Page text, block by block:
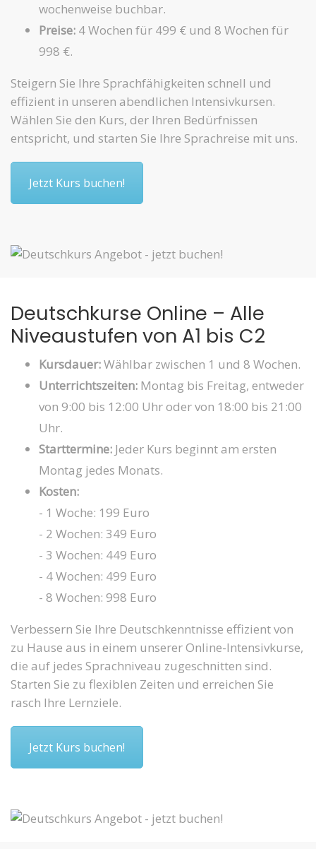
wochenweise buchbar.
Preise:4 Wochen für 499 € und 8 Wochen für
998 €.
Steigern Sie Ihre Sprachfähigkeiten schnell und
effizient in unseren abendlichen Intensivkursen.
Wählen Sie den Kurs, der Ihren Bedürfnissen
entspricht, und starten Sie Ihre Sprachreise mit uns.
Jetzt Kurs buchen!
Deutschkurse Online – Alle
Niveaustufen von A1 bis C2
Kursdauer:Wählbar zwischen 1 und 8 Wochen.
Unterrichtszeiten:Montag bis Freitag, entweder
von 9:00 bis 12:00 Uhr oder von 18:00 bis 21:00
Uhr.
Starttermine:Jeder Kurs beginnt am ersten
Montag jedes Monats.
Kosten:
- 1 Woche: 199 Euro
- 2 Wochen: 349 Euro
- 3 Wochen: 449 Euro
- 4 Wochen: 499 Euro
- 8 Wochen: 998 Euro
Verbessern Sie Ihre Deutschkenntnisse effizient von
zu Hause aus in einem unserer Online-Intensivkurse,
die auf jedes Sprachniveau zugeschnitten sind.
Starten Sie zu flexiblen Zeiten und erreichen Sie
rasch Ihre Lernziele.
Jetzt Kurs buchen!